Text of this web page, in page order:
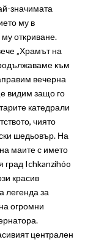
значимата
му в
откриване.
„Храмът на
към
вечерна
видим защо го
катедрали
чиято
шедьовър. На
маите с името
град Ichkanzihóo
красив
легенда за
огромни
централен